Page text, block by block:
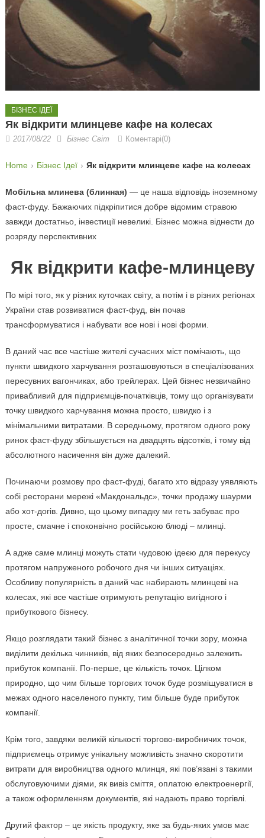
БІЗНЕС ІДЕЇ
Як відкрити млинцеве кафе на колесах
2017/08/22 Бізнес Світ Коментарі(0)
Home Бізнес Ідеї Як відкрити млинцеве кафе на колесах
Мобільна млинева (блинная) — це наша відповідь іноземному
фаст-фуду. Бажаючих підкріпитися добре відомим стравою
завжди достатньо, інвестиції невеликі. Бізнес можна віднести до
розряду перспективних
Як відкрити кафе-млинцеву
По мірі того, як у різних куточках світу, а потім і в різних регіонах
України став розвиватися фаст-фуд, він почав
трансформуватися і набувати все нові і нові форми.
В даний час все частіше жителі сучасних міст помічають, що
пункти швидкого харчування розташовуються в спеціалізованих
пересувних вагончиках, або трейлерах. Цей бізнес незвичайно
привабливий для підприємців-початківців, тому що організувати
точку швидкого харчування можна просто, швидко і з
мінімальними витратами. В середньому, протягом одного року
ринок фаст-фуду збільшується на двадцять відсотків, і тому від
абсолютного насичення він дуже далекий.
Починаючи розмову про фаст-фуді, багато хто відразу уявляють
собі ресторани мережі «Макдональдс», точки продажу шаурми
або хот-догів. Дивно, що цьому випадку ми геть забуває про
просте, смачне і споконвічно російською блюді – млинці.
А адже саме млинці можуть стати чудовою ідеєю для перекусу
протягом напруженого робочого дня чи інших ситуаціях.
Особливу популярність в даний час набирають млинцеві на
колесах, які все частіше отримують репутацію вигідного і
прибуткового бізнесу.
Якщо розглядати такий бізнес з аналітичної точки зору, можна
виділити декілька чинників, від яких безпосередньо залежить
прибуток компанії. По-перше, це кількість точок. Цілком
природно, що чим більше торгових точок буде розміщуватися в
межах одного населеного пункту, тим більше буде прибуток
компанії.
Крім того, завдяки великій кількості торгово-виробничих точок,
підприємець отримує унікальну можливість значно скоротити
витрати для виробництва одного млинця, які пов’язані з такими
обслуговуючими діями, як вивіз сміття, оплатою електроенергії,
а також оформленням документів, які надають право торгівлі.
Другий фактор – це якість продукту, яке за будь-яких умов має